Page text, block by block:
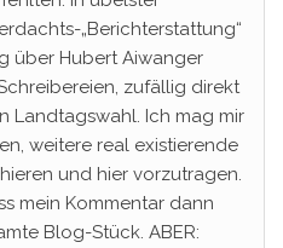
„Berichterstattung“
über Hubert Aiwanger
zufällig direkt
Landtagswahl. Ich mag mir
weitere real existierende
und hier vorzutragen.
mein Kommentar dann
Blog-Stück. ABER: